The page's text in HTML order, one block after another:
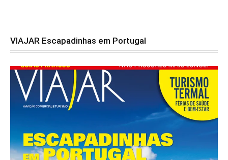
VIAJAR Escapadinhas em Portugal